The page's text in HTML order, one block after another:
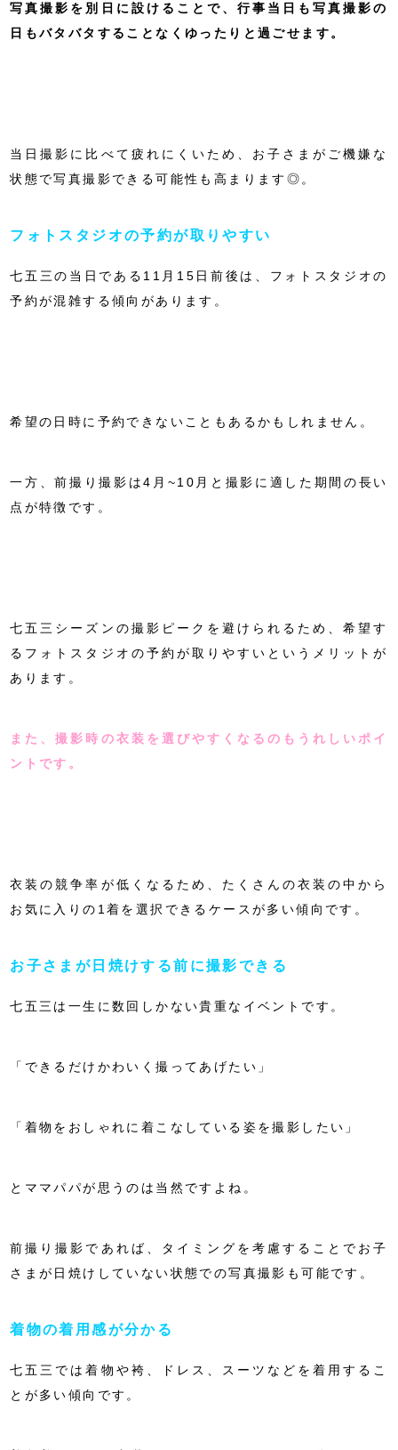
写真撮影を別日に設けることで、行事当日も写真撮影の
日もバタバタすることなくゆったりと過ごせます。
当日撮影に比べて疲れにくいため、お子さまがご機嫌な
状態で写真撮影できる可能性も高まります◎。
フォトスタジオの予約が取りやすい
七五三の当日である11月15日前後は、フォトスタジオの
予約が混雑する傾向があります。
希望の日時に予約できないこともあるかもしれません。
一方、前撮り撮影は4月~10月と撮影に適した期間の長い
点が特徴です。
七五三シーズンの撮影ピークを避けられるため、希望す
るフォトスタジオの予約が取りやすいというメリットが
あります。
また、撮影時の衣装を選びやすくなるのもうれしいポイ
ントです。
衣装の競争率が低くなるため、たくさんの衣装の中から
お気に入りの1着を選択できるケースが多い傾向です。
お子さまが日焼けする前に撮影できる
七五三は一生に数回しかない貴重なイベントです。
「できるだけかわいく撮ってあげたい」
「着物をおしゃれに着こなしている姿を撮影したい」
とママパパが思うのは当然ですよね。
前撮り撮影であれば、タイミングを考慮することでお子
さまが日焼けしていない状態での写真撮影も可能です。
着物の着用感が分かる
七五三では着物や袴、ドレス、スーツなどを着用するこ
とが多い傾向です。